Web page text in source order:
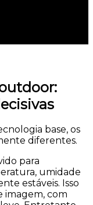
base, os
diferentes.
para
umidade
estáveis. Isso
imagem, com